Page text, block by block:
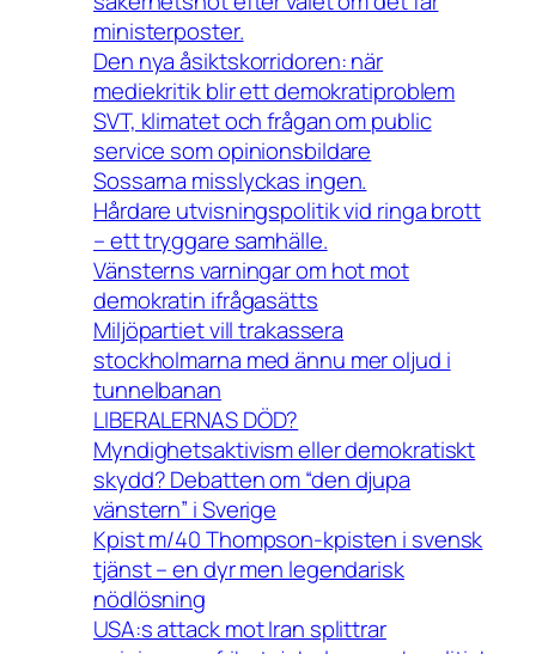
ministerposter.
Den nya åsiktskorridoren: när
mediekritik blir ett demokratiproblem
SVT, klimatet och frågan om public
service som opinionsbildare
Sossarna misslyckas ingen.
Hårdare utvisningspolitik vid ringa brott
– ett tryggare samhälle.
Vänsterns varningar om hot mot
demokratin ifrågasätts
Miljöpartiet vill trakassera
stockholmarna med ännu mer oljud i
tunnelbanan
LIBERALERNAS DÖD?
Myndighetsaktivism eller demokratiskt
skydd? Debatten om “den djupa
vänstern” i Sverige
Kpist m/40 Thompson-kpisten i svensk
tjänst – en dyr men legendarisk
nödlösning
USA:s attack mot Iran splittrar